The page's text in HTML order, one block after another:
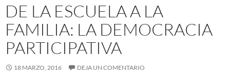
DE LA ESCUELA A LA
FAMILIA: LA DEMOCRACIA
PARTICIPATIVA
18 MARZO, 2016 DEJA UN COMENTARIO